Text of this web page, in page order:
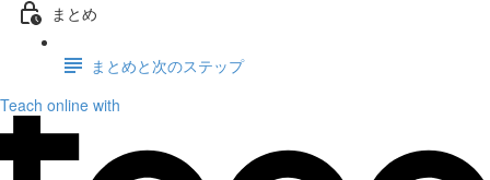
まとめ
まとめと次のステップ
Teach online with